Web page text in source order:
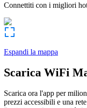
Connettiti con i migliori
Espandi la mappa
Scarica WiFi
Scarica ora l'app per
prezzi accessibili e una